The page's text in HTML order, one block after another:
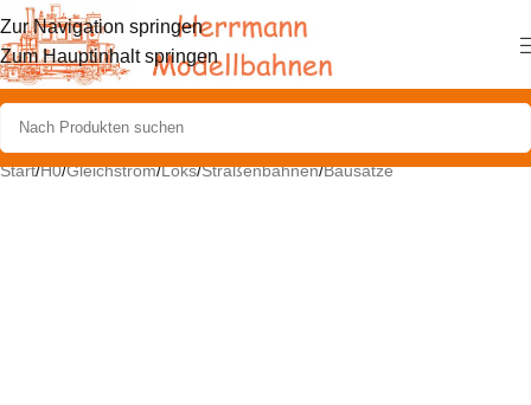
Zur Navigation springen
Zum Hauptinhalt springen
Start/H0/Gleichstrom/Loks/Straßenbahnen/Bausätze